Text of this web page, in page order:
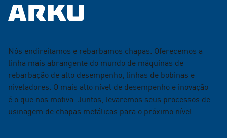
Nós endireitamos e rebarbamos chapas. Oferecemos a
linha mais abrangente do mundo de máquinas de
rebarbação de alto desempenho, linhas de bobinas e
niveladores. O mais alto nível de desempenho e inovação
é o que nos motiva. Juntos, levaremos seus processos de
usinagem de chapas metálicas para o próximo nível.